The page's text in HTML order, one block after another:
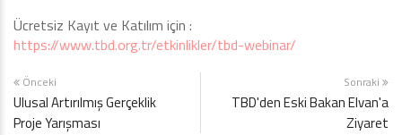
Ücretsiz Kayıt ve Katılım için :
https://www.tbd.org.tr/etkinlikler/tbd-webinar/
Önceki
Ulusal Artırılmış Gerçeklik
Proje Yarışması
Sonraki
TBD'den Eski Bakan Elvan'a
Ziyaret